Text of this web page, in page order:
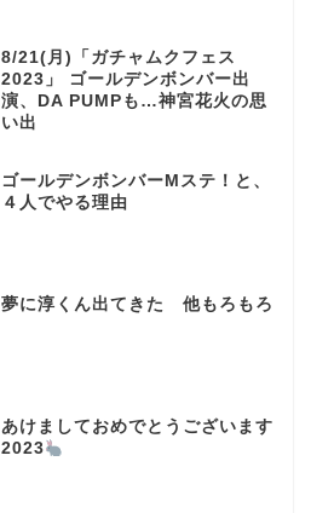
8/21(月)「ガチャムクフェス
2023」 ゴールデンボンバー出
演、DA PUMPも…神宮花火の思
い出
ゴールデンボンバーMステ！と、
４人でやる理由
夢に淳くん出てきた 他もろもろ
あけましておめでとうございます
2023